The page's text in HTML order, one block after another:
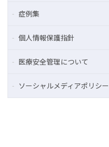
症例集
個人情報保護指針
医療安全管理について
ソーシャルメディアポリシー